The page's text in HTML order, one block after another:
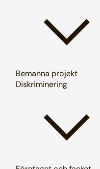
Bemanna projekt
Diskriminering